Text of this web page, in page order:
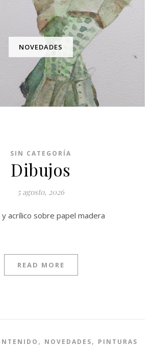
NOVEDADES
SIN CATEGORÍA
Dibujos
5 agosto, 2026
y acrílico sobre papel madera
READ MORE
, NOVEDADES, PINTURAS